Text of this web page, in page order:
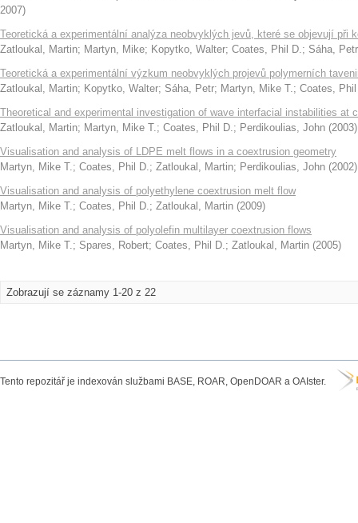
2007)
Teoretická a experimentální analýza neobvyklých jevů, které se objevují při
Zatloukal, Martin; Martyn, Mike; Kopytko, Walter; Coates, Phil D.; Sáha, Petr
Teoretická a experimentální výzkum neobvyklých projevů polymerních
Zatloukal, Martin; Kopytko, Walter; Sáha, Petr; Martyn, Mike T.; Coates,
Theoretical and experimental investigation of wave interfacial instabilities at
Zatloukal, Martin; Martyn, Mike T.; Coates, Phil D.; Perdikoulias, John (2003)
Visualisation and analysis of LDPE melt flows in a coextrusion geometry
Martyn, Mike T.; Coates, Phil D.; Zatloukal, Martin; Perdikoulias, John (2002)
Visualisation and analysis of polyethylene coextrusion melt flow
Martyn, Mike T.; Coates, Phil D.; Zatloukal, Martin (2009)
Visualisation and analysis of polyolefin multilayer coextrusion flows
Martyn, Mike T.; Spares, Robert; Coates, Phil D.; Zatloukal, Martin (2005)
Zobrazují se záznamy 1-20 z 22
Tento repozitář je indexován službami BASE, ROAR, OpenDOAR a OAIster.